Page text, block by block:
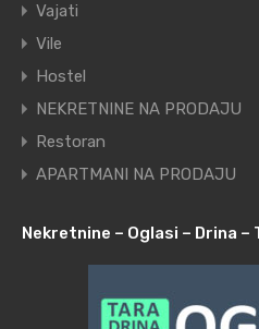
Vajati
Vile
Hostel
NEKRETNINE NA PRODAJU
Restoran
APARTMANI NA PRODAJU
Nekretnine – Oglasi – Drina –